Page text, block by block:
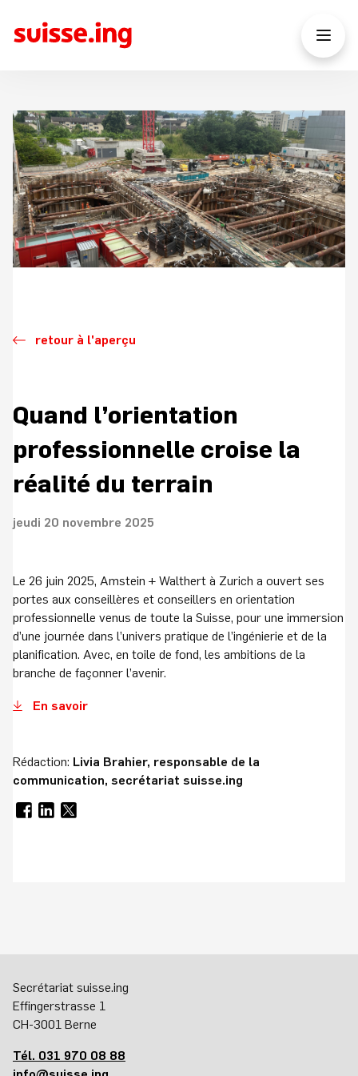
retour à l'aperçu
Quand l’orientation
professionnelle croise la
réalité du terrain
jeudi 20 novembre 2025
Le 26 juin 2025, Amstein + Walthert à Zurich a ouvert ses
portes aux conseillères et conseillers en orientation
professionnelle venus de toute la Suisse, pour une immersion
d’une journée dans l’univers pratique de l’ingénierie et de la
planification. Avec, en toile de fond, les ambitions de la
branche de façonner l’avenir.
En savoir
Rédaction: Livia Brahier, responsable de la
communication, secrétariat suisse.ing
Secrétariat suisse.ing
Effingerstrasse 1
CH-3001 Berne
Tél. 031 970 08 88